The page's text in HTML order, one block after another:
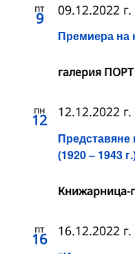
пт
9
Премиера на
09.12.2022
галерия
пн
12
Представяне
(1920 – 1943
12.12.2022
Книжарница-
пт
16 16.12.2022